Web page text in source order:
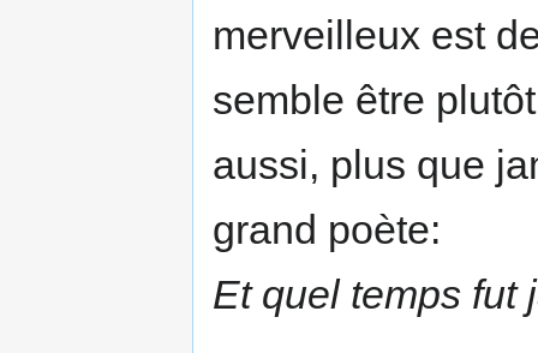
merveilleux est
semble être
aussi, plus que
grand poète:
Et quel temps